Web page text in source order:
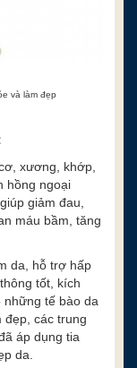
và làm đẹp
xương, khớp,
hồng ngoại
giảm đau,
máu bầm, tăng
da, hỗ trợ hấp
tốt, kích
tế bào da
các trung
áp dụng tia
da.